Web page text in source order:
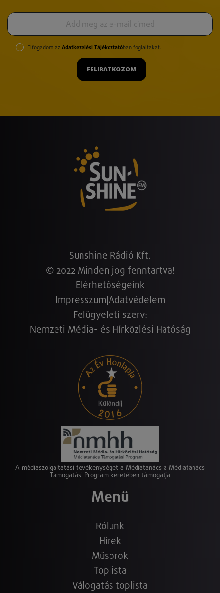
Elfogadom az Adatkezelési Tájékoztatóban foglaltakat.
FELIRATKOZOM
Sunshine Rádió Kft.
© 2022 Minden jog fenntartva!
Elérhetőségeink
Impresszum Adatvédelem
Felügyeleti szerv:
Nemzeti Média- és Hírközlési Hatóság
A médiaszolgáltatási tevékenységet a Médiatanács a Médiatanács
Támogatási Program keretében támogatja
Menü
Rólunk
Hírek
Műsorok
Toplista
Válogatás toplista